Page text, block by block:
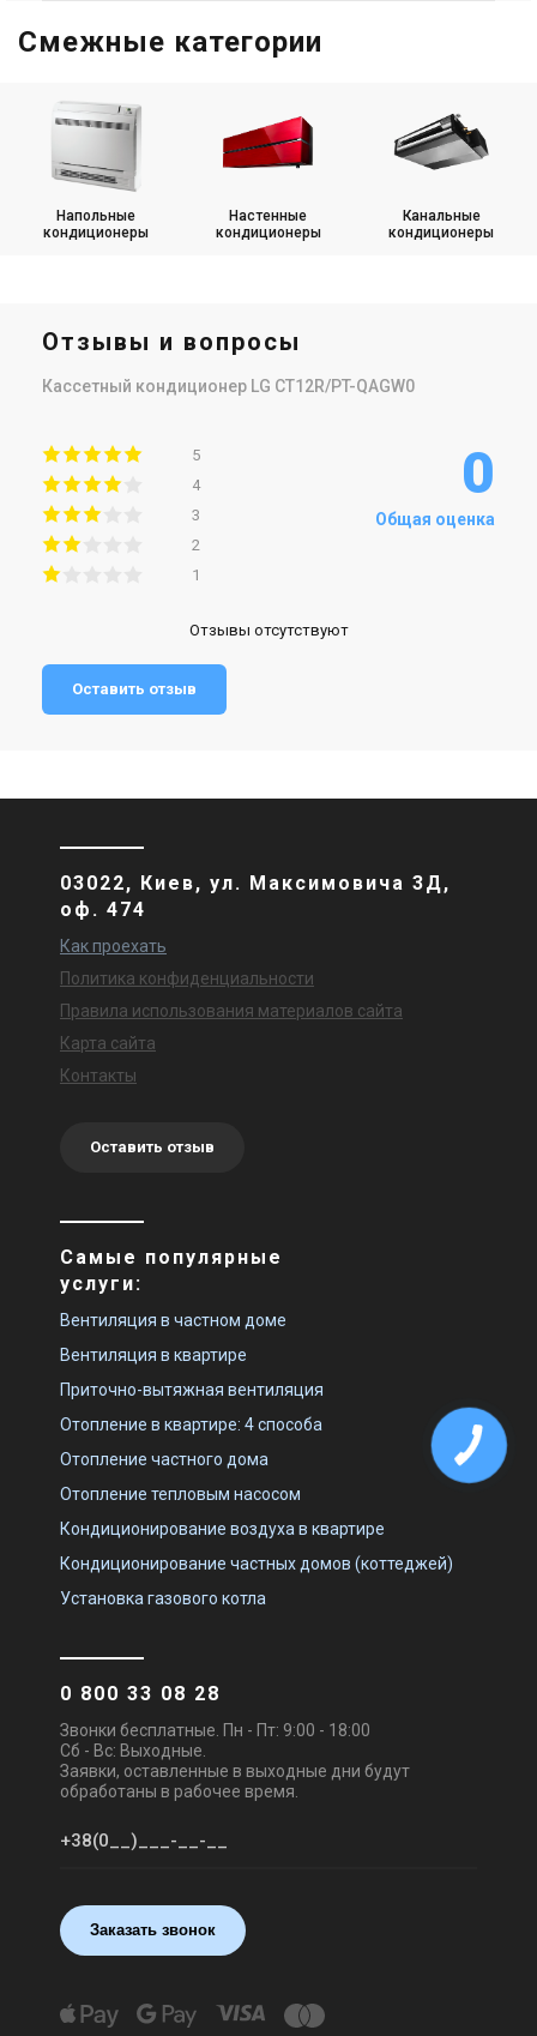
Смежные категории
Напольные
кондиционеры
Настенные
кондиционеры
Канальные
кондиционеры
Отзывы и вопросы
Кассетный кондиционер LG CT12R/PT-QAGW0
5
4
3
2
1
0
Общая оценка
Отзывы отсутствуют
Оставить отзыв
03022, Киев, ул. Максимовича 3Д,
оф. 474
Как проехать
Политика конфиденциальности
Правила использования материалов сайта
Карта сайта
Контакты
Оставить отзыв
Самые популярные
услуги:
Вентиляция в частном доме
Вентиляция в квартире
Приточно-вытяжная вентиляция
Отопление в квартире: 4 способа
Отопление частного дома
Отопление тепловым насосом
Кондиционирование воздуха в квартире
Кондиционирование частных домов (коттеджей)
Установка газового котла
0 800 33 08 28
Звонки бесплатные. Пн - Пт: 9:00 - 18:00
Сб - Вс: Выходные.
Заявки, оставленные в выходные дни будут
обработаны в рабочее время.
Заказать звонок